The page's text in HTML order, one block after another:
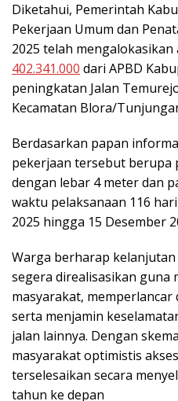
Diketahui, Pemerintah
Pekerjaan Umum dan
2025 telah
402.341.000 dari APBD
peningkatan Jalan
Kecamatan Blora/
Berdasarkan papan
pekerjaan tersebut berupa
dengan lebar 4 meter dan
waktu pelaksanaan 116
2025 hingga 15 Desember
Warga berharap
segera direalisasikan guna
masyarakat,
serta menjamin
jalan lainnya. Dengan
masyarakat optimistis
terselesaikan secara
tahun ke depan